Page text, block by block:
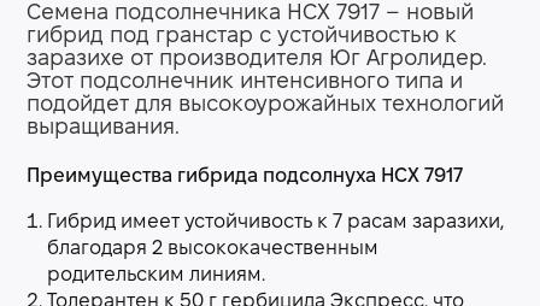
Семена подсолнечника НСХ 7917 – новый
гибрид под гранстар с устойчивостью к
заразихе от производителя Юг Агролидер.
Этот подсолнечник интенсивного типа и
подойдет для высокоурожайных технологий
выращивания.
Преимущества гибрида подсолнуха НСХ 7917
Гибрид имеет устойчивость к 7 расам заразихи,
благодаря 2 высококачественным
родительским линиям.
Толерантен к 50 г гербицида Экспресс, что